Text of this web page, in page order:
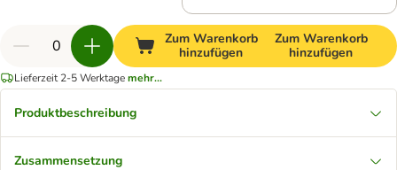
Zum Warenkorb
hinzufügen
Zum Warenkorb
hinzufügen
Lieferzeit 2-5 Werktagemehr...
Produktbeschreibung
Zusammensetzung